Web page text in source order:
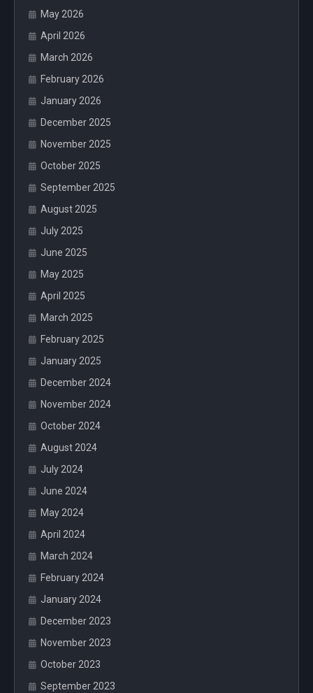
May 2026
April 2026
March 2026
February 2026
January 2026
December 2025
November 2025
October 2025
September 2025
August 2025
July 2025
June 2025
May 2025
April 2025
March 2025
February 2025
January 2025
December 2024
November 2024
October 2024
August 2024
July 2024
June 2024
May 2024
April 2024
March 2024
February 2024
January 2024
December 2023
November 2023
October 2023
September 2023